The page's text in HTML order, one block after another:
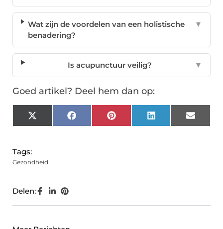
Wat zijn de voordelen van een holistische
benadering?
▼
Is acupunctuur veilig? ▼
Goed artikel? Deel hem dan op:
X
(Twitter)
FacebookPinterest LinkedIn Email
Tags:
Gezondheid
Delen: